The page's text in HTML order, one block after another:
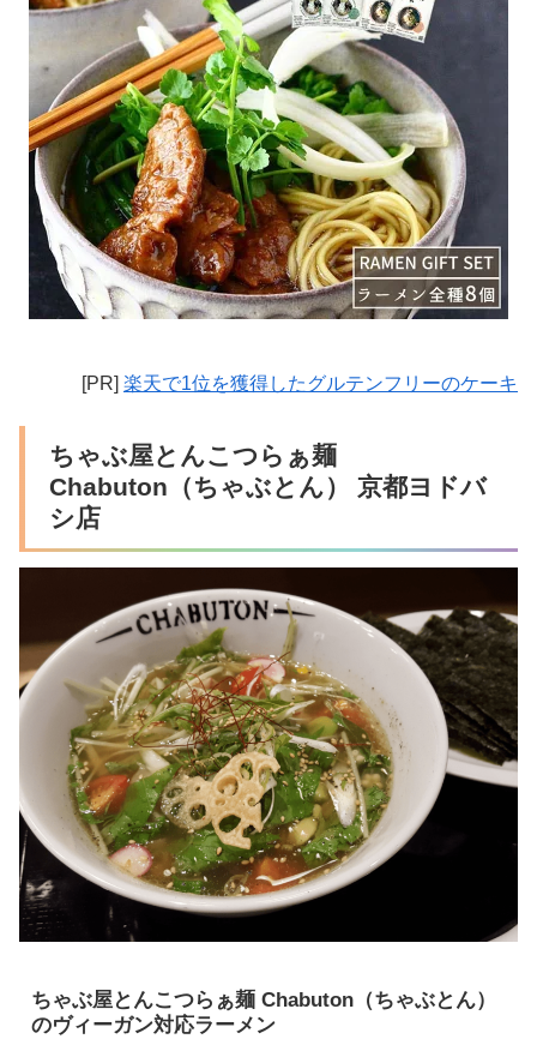
[PR] 楽天で1位を獲得したグルテンフリーのケーキ
ちゃぶ屋とんこつらぁ麺
Chabuton（ちゃぶとん） 京都ヨドバ
シ店
ちゃぶ屋とんこつらぁ麺 Chabuton（ちゃぶとん）
のヴィーガン対応ラーメン